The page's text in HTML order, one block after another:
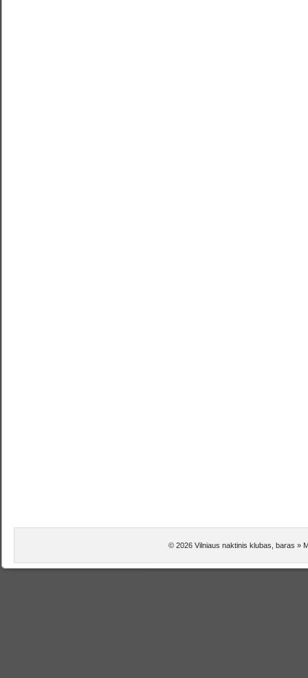
© 2026 Vilniaus naktinis klubas, baras »